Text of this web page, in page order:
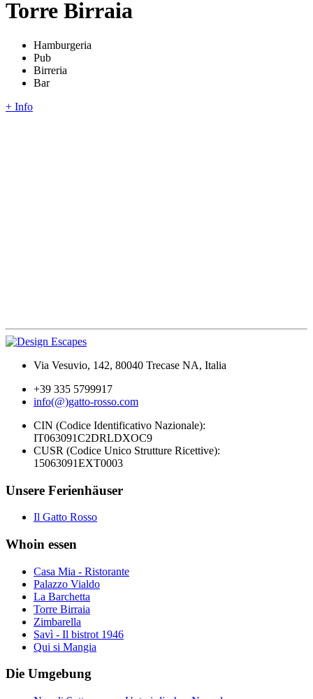
Torre Birraia
Hamburgeria
Pub
Birreria
Bar
+ Info
Via Vesuvio, 142, 80040 Trecase NA, Italia
+39 335 5799917
info(@)gatto-rosso.com
CIN (Codice Identificativo Nazionale):
IT063091C2DRLDXOC9
CUSR (Codice Unico Strutture Ricettive):
15063091EXT0003
Unsere Ferienhäuser
Il Gatto Rosso
Whoin essen
Casa Mia - Ristorante
Palazzo Vialdo
La Barchetta
Torre Birraia
Zimbarella
Savì - Il bistrot 1946
Qui si Mangia
Die Umgebung